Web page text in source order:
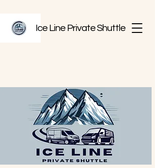
Ice Line Private Shuttle